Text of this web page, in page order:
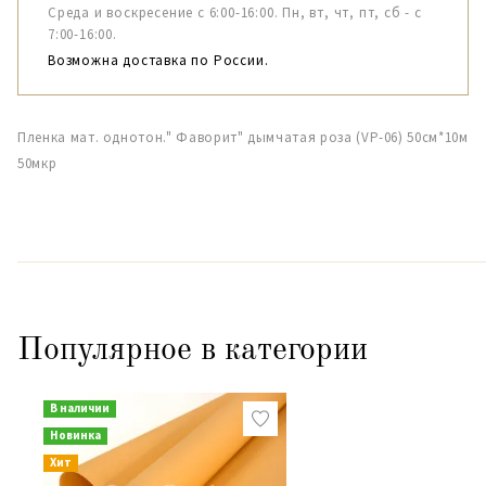
Среда и воскресение с 6:00-16:00. Пн, вт, чт, пт, сб - с
7:00-16:00.
Возможна доставка по России.
Пленка мат. однотон." Фаворит" дымчатая роза (VP-06) 50см*10м
50мкр
Популярное в категории
В наличии
Новинка
Хит